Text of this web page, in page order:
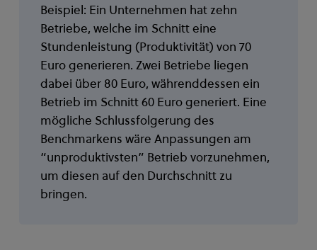
Beispiel: Ein Unternehmen hat zehn
Betriebe, welche im Schnitt eine
Stundenleistung (Produktivität) von 70
Euro generieren. Zwei Betriebe liegen
dabei über 80 Euro, währenddessen ein
Betrieb im Schnitt 60 Euro generiert. Eine
mögliche Schlussfolgerung des
Benchmarkens wäre Anpassungen am
“unproduktivsten” Betrieb vorzunehmen,
um diesen auf den Durchschnitt zu
bringen.